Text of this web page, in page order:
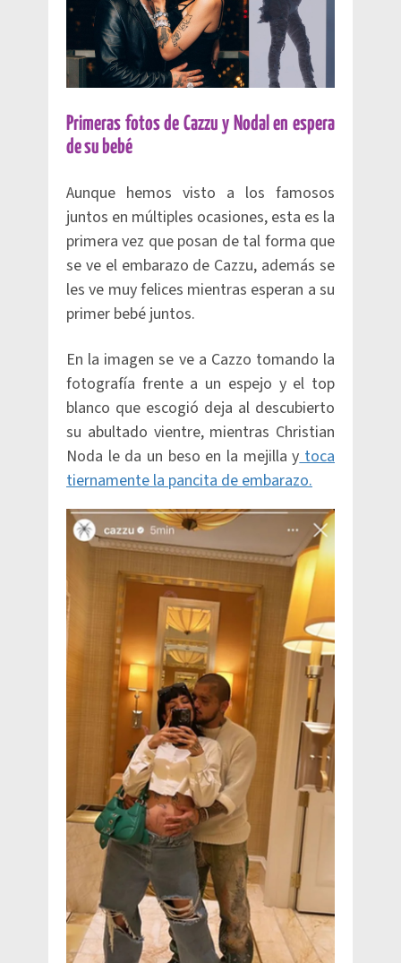
Primeras fotos de Cazzu y Nodal en espera
de su bebé
Aunque hemos visto a los famosos
juntos en múltiples ocasiones, esta es la
primera vez que posan de tal forma que
se ve el embarazo de Cazzu, además se
les ve muy felices mientras esperan a su
primer bebé juntos.
En la imagen se ve a Cazzo tomando la
fotografía frente a un espejo y el top
blanco que escogió deja al descubierto
su abultado vientre, mientras Christian
Noda le da un beso en la mejilla y toca
tiernamente la pancita de embarazo.